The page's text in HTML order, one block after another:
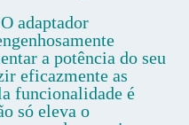
adaptador
a potência do seu
eficazmente as
funcionalidade é
só eleva o